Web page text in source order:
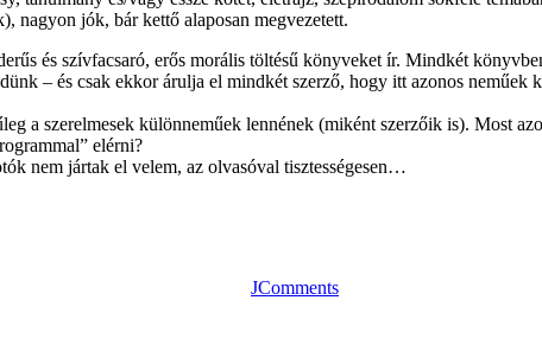
nagyon jók, bár kettő alaposan megvezetett.
és szívfacsaró, erős morális töltésű könyveket ír. Mindkét
– és csak ekkor árulja el mindkét szerző, hogy itt azonos neműek
a szerelmesek különneműek lennének (miként szerzőik is). Most
elérni?
nem jártak el velem, az olvasóval tisztességesen…
JComments